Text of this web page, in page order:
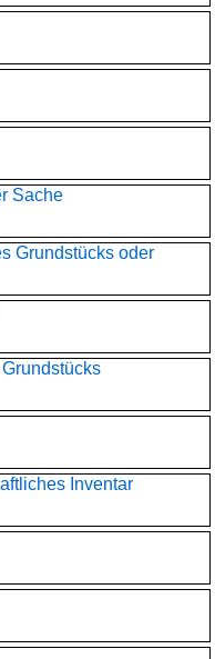
Sache
Grundstücks oder
Inventar